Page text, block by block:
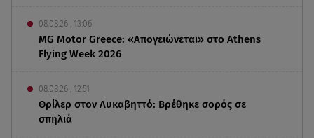
08.08.26 , 13:06
MG Motor Greece: «Απογειώνεται» στο Athens
Flying Week 2026
08.08.26 , 12:51
Θρίλερ στον Λυκαβηττό: Βρέθηκε σορός σε
σπηλιά